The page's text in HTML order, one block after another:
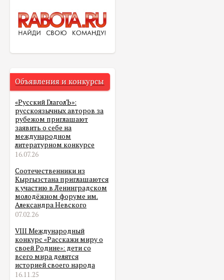
Объявления и конкурсы
«Русский ГлаголЪ»:
русскоязычных авторов за
рубежом приглашают
заявить о себе на
международном
литературном конкурсе
16.07.26
Соотечественники из
Кыргызстана приглашаются
к участию в Ленинградском
молодёжном форуме им.
Александра Невского
07.02.26
VIII Международный
конкурс «Расскажи миру о
своей Родине»: дети со
всего мира делятся
историей своего народа
16.11.25